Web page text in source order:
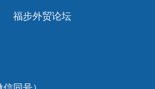
福步外贸论坛